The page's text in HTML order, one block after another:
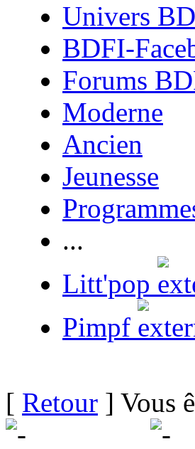
Univers
BDFI-
Forums
Moderne
Ancien
Jeunesse
...
Litt'pop
Pimpf
[ Retour ] Vous